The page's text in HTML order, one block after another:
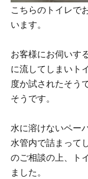
こちらのトイレで
います。
お客様にお伺いす
に流してしまいト
度か試されたそう
そうです。
水に溶けないペー
水管内で詰まって
のご相談の上、ト
ました。